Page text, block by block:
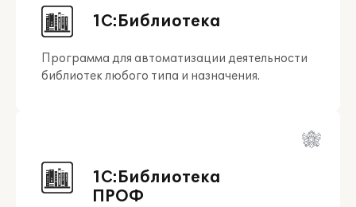
1С:Библиотека
Программа для автоматизации деятельности
библиотек любого типа и назначения.
1С:Библиотека
ПРОФ